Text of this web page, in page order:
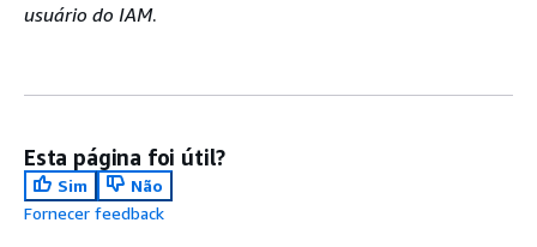
usuário do IAM.
Esta página foi útil?
Sim
Não
Fornecer feedback